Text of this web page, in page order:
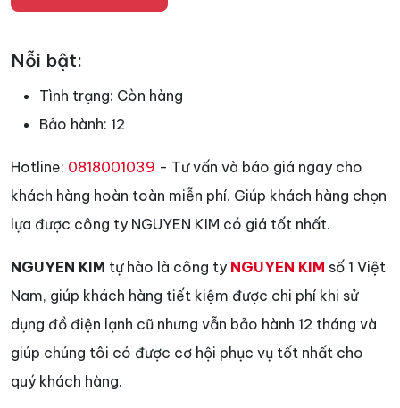
Nỗi bật:
Tình trạng: Còn hàng
Bảo hành: 12
Hotline: 0818001039 - Tư vấn và báo giá ngay cho
khách hàng hoàn toàn miễn phí. Giúp khách hàng chọn
lựa được công ty NGUYEN KIM có giá tốt nhất.
NGUYEN KIM tự hào là công ty NGUYEN KIM số 1 Việt
Nam, giúp khách hàng tiết kiệm được chi phí khi sử
dụng đồ điện lạnh cũ nhưng vẫn bảo hành 12 tháng và
giúp chúng tôi có được cơ hội phục vụ tốt nhất cho
quý khách hàng.